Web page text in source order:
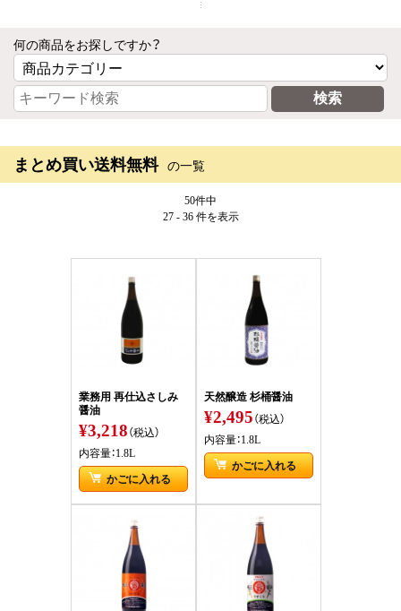
何の商品をお探しですか？
まとめ買い送料無料 の一覧
50件中
27 - 36 件を表示
業務用 再仕込さしみ
醤油
¥3,218（税込）
内容量：1.8L
かごに入れる
天然醸造 杉桶醤油
¥2,495（税込）
内容量：1.8L
かごに入れる